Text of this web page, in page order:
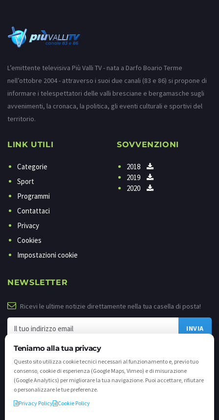
Teniamo alla tua privacy
Questo sito utilizza cookie tecnici necessari al funzionamento e, previo tuo
consenso, cookie di esperienza (Google Maps, Vimeo) e di misurazione
(Google Analytics) per migliorare la tua navigazione. Puoi accettare, rifiutare
o personalizzare le tue preferenze.
Privacy Policy
Cookie Policy
L’emittente televisiva Più Valli TV - nata a Darfo Boario Terme
nell’ottobre 2004 - attraverso i suoi due canali (83 e 86) si propone di
informare i telespettatori delle valli bresciane e bergamasche sugli
avvenimenti, la cronaca, la politica, gli eventi culturali e sportivi del
territorio.
LINK UTILI
Categorie
Sport
Programmi
Contattaci
Privacy
Cookies
Impostazioni cookie
SOVVENZIONI
2018
2019
2020
NEWSLETTER
Ricevi le ultime notizie direttamente nella tua casella di posta!